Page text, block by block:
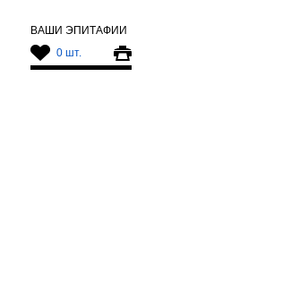
ВАШИ ЭПИТАФИИ
0 шт.